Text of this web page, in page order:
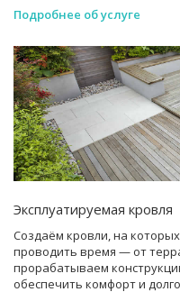
Подробнее об услуге
Эксплуатируемая кровля
Создаём кровли, на
проводить время — от
прорабатываем
обеспечить комфорт и